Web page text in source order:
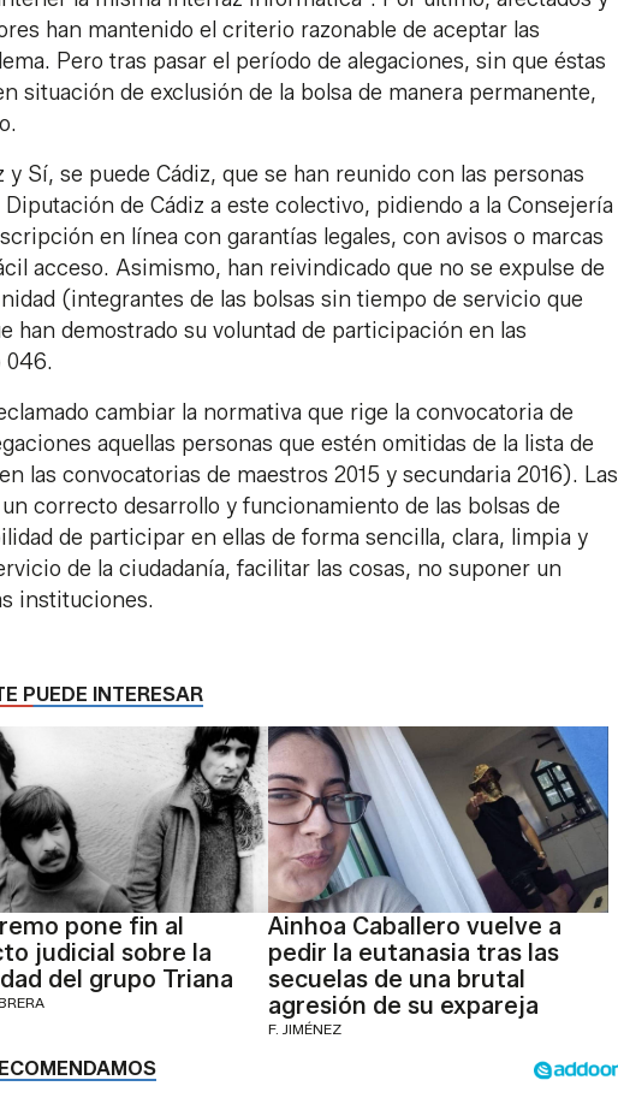
han mantenido el criterio razonable de aceptar las
Pero tras pasar el período de alegaciones, sin que éstas
situación de exclusión de la bolsa de manera permanente,
Sí, se puede Cádiz, que se han reunido con las personas
de Cádiz a este colectivo, pidiendo a la Consejería
en línea con garantías legales, con avisos o marcas
acceso. Asimismo, han reivindicado que no se expulse de
(integrantes de las bolsas sin tiempo de servicio que
han demostrado su voluntad de participación en las
046.
cambiar la normativa que rige la convocatoria de
aquellas personas que estén omitidas de la lista de
las convocatorias de maestros 2015 y secundaria 2016). Las
correcto desarrollo y funcionamiento de las bolsas de
de participar en ellas de forma sencilla, clara, limpia y
de la ciudadanía, facilitar las cosas, no suponer un
instituciones.
PUEDE INTERESAR
pone fin al
judicial sobre la
del grupo Triana
Ainhoa Caballero vuelve a
pedir la eutanasia tras las
secuelas de una brutal
agresión de su expareja
F. JIMÉNEZ